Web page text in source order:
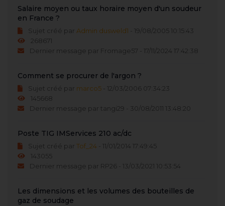
Salaire moyen ou taux horaire moyen d'un soudeur
en France ?
Sujet créé par Admin dusweld1 - 19/08/2005 10:15:43
268671
Dernier message par Fromage57 - 17/11/2024 17:42:38
Comment se procurer de l'argon ?
Sujet créé par marco5 - 12/03/2006 07:34:23
145668
Dernier message par tangi29 - 30/08/2011 13:48:20
Poste TIG IMServices 210 ac/dc
Sujet créé par Tof_24 - 11/01/2014 17:49:45
143055
Dernier message par RP26 - 13/03/2021 10:53:54
Les dimensions et les volumes des bouteilles de
gaz de soudage